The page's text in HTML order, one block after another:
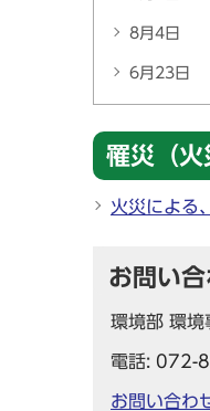
8月4日
6月23日
罹災（火
火災による
お問い
環境部 環境
電話: 072-
お問い合わ